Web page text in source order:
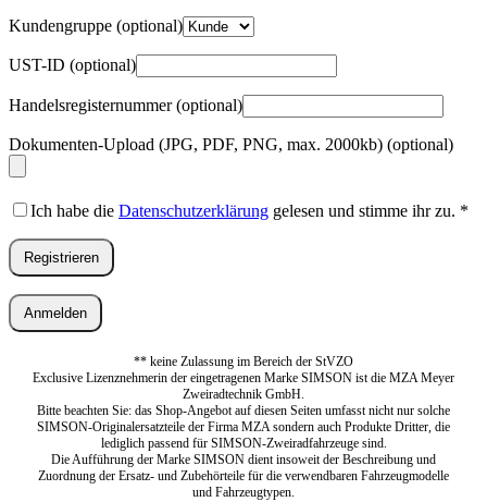
Kundengruppe (optional)
UST-ID (optional)
Handelsregisternummer(optional)
Dokumenten-Upload (JPG, PDF, PNG, max. 2000kb) (optional)
Ich habe die Datenschutzerklärung gelesen und stimme ihr zu. *
Registrieren
Anmelden
** keine Zulassung im Bereich der StVZO
Exclusive Lizenznehmerin der eingetragenen Marke SIMSON ist die MZA Meyer
Zweiradtechnik GmbH.
Bitte beachten Sie: das Shop-Angebot auf diesen Seiten umfasst nicht nur solche
SIMSON-Originalersatzteile der Firma MZA sondern auch Produkte Dritter, die
lediglich passend für SIMSON-Zweiradfahrzeuge sind.
Die Aufführung der Marke SIMSON dient insoweit der Beschreibung und
Zuordnung der Ersatz- und Zubehörteile für die verwendbaren Fahrzeugmodelle
und Fahrzeugtypen.